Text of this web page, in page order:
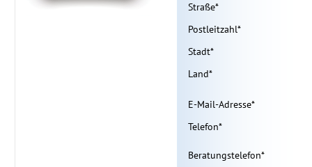
Straße*
Postleitzahl*
Stadt*
Land*
E-Mail-Adresse*
Telefon*
Beratungstelefon*